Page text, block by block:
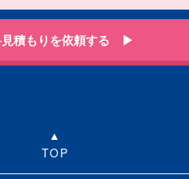
見積もりを依頼する ▶
TOP